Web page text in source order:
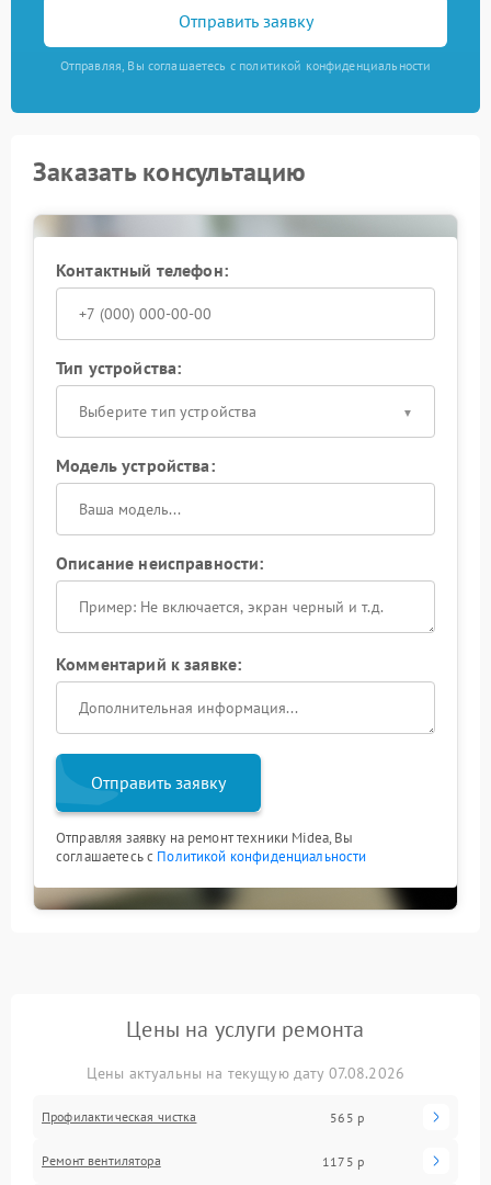
Отправить заявку
Отправляя, Вы соглашаетесь с политикой конфиденциальности
Заказать консультацию
Контактный телефон:
Тип устройства:
Выберите тип устройства
Модель устройства:
Описание неисправности:
Комментарий к заявке:
Отправить заявку
Отправляя заявку на ремонт техники Midea, Вы
соглашаетесь с Политикой конфиденциальности
Цены на услуги ремонта
Цены актуальны на текущую дату 07.08.2026
Профилактическая чистка 565 р
Ремонт вентилятора 1175 р